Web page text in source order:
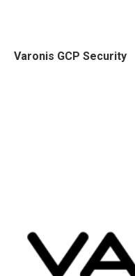
Varonis GCP Security